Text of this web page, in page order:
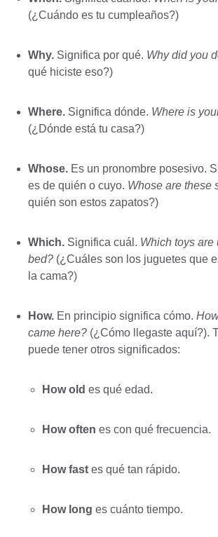
(¿Cuándo es tu cumpleaños?)
Why. Significa por qué. Why did you
qué hiciste eso?)
Where. Significa dónde. Where is
(¿Dónde está tu casa?)
Whose. Es un pronombre posesivo.
es de quién o cuyo. Whose are these
quién son estos zapatos?)
Which. Significa cuál. Which toys are
bed? (¿Cuáles son los juguetes que
la cama?)
How. En principio significa cómo.
came here? (¿Cómo llegaste aquí?).
puede tener otros significados:
How old es qué edad.
How often es con qué frecuencia.
How fast es qué tan rápido.
How long es cuánto tiempo.